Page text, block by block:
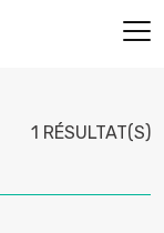
1 RÉSULTAT(S)